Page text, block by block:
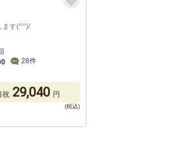
ます(^^)/
28件
祝 29,040 円